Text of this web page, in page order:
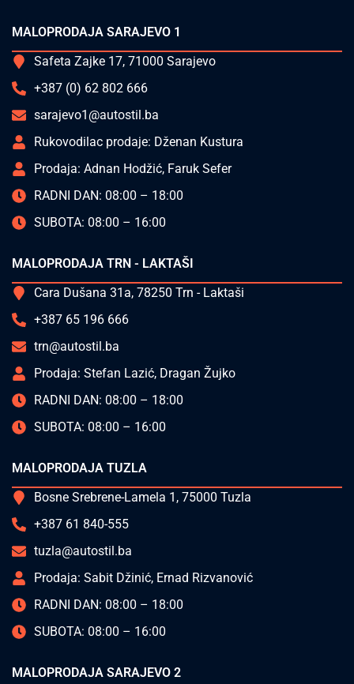
MALOPRODAJA SARAJEVO 1
Safeta Zajke 17, 71000 Sarajevo
+387 (0) 62 802 666
sarajevo1@autostil.ba
Rukovodilac prodaje: Dženan Kustura
Prodaja: Adnan Hodžić, Faruk Sefer
RADNI DAN: 08:00 – 18:00
SUBOTA: 08:00 – 16:00
MALOPRODAJA TRN - LAKTAŠI
Cara Dušana 31a, 78250 Trn - Laktaši
+387 65 196 666
trn@autostil.ba
Prodaja: Stefan Lazić, Dragan Žujko
RADNI DAN: 08:00 – 18:00
SUBOTA: 08:00 – 16:00
MALOPRODAJA TUZLA
Bosne Srebrene-Lamela 1, 75000 Tuzla
+387 61 840-555
tuzla@autostil.ba
Prodaja: Sabit Džinić, Ernad Rizvanović
RADNI DAN: 08:00 – 18:00
SUBOTA: 08:00 – 16:00
MALOPRODAJA SARAJEVO 2